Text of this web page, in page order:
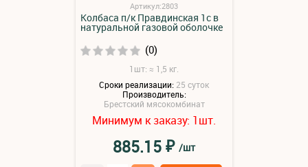
Артикул:2803
Колбаса п/к Правдинская 1с в
натуральной газовой оболочке
(0)
1шт: ≈ 1,5 кг.
Сроки реализации: 25 суток
Производитель:
Брестский мясокомбинат
Минимум к заказу: 1шт.
885.15₽ /шт